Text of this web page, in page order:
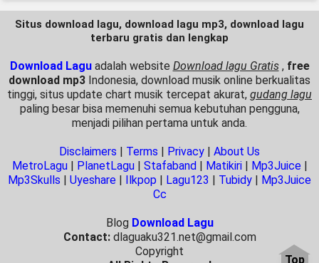
Situs download lagu, download lagu mp3, download lagu
terbaru gratis dan lengkap
Download Lagu adalah website Download lagu Gratis , free
download mp3 Indonesia, download musik online berkualitas
tinggi, situs update chart musik tercepat akurat, gudang lagu
paling besar bisa memenuhi semua kebutuhan pengguna,
menjadi pilihan pertama untuk anda.
Disclaimers | Terms | Privacy | About Us
MetroLagu| PlanetLagu| Stafaband| Matikiri| Mp3Juice|
Mp3Skulls | Uyeshare | Ilkpop | Lagu123 | Tubidy | Mp3Juice
Cc
Blog Download Lagu
Contact: dlaguaku321.net@gmail.com
Copyright
Top